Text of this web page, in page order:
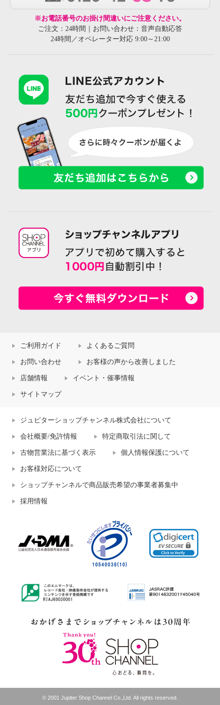
※お電話番号のお掛け間違いにご注意ください。
ご注文：24時間｜お問い合わせ：音声自動応答
24時間／オペレーター対応 9:00～21:00
ご利用ガイド よくあるご質問
お問い合わせ お客様の声から改善しました
店舗情報 イベント・催事情報
サイトマップ
ジュピターショップチャンネル株式会社について
会社概要/免許情報 特定商取引法に関して
古物営業法に基づく表示 個人情報保護について
お客様対応について
ショップチャンネルで商品販売希望の事業者募集中
採用情報
© 2001 Jupiter Shop Channel Co.,Ltd. All rights reserved.